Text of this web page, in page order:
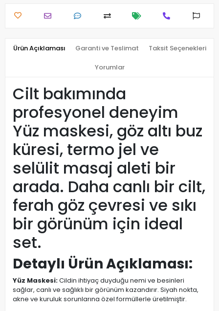
Ürün Açıklaması Garanti ve Teslimat Taksit Seçenekleri
Yorumlar
Cilt bakımında
profesyonel deneyim
Yüz maskesi, göz altı buz
küresi, termo jel ve
selülit masaj aleti bir
arada. Daha canlı bir cilt,
ferah göz çevresi ve sıkı
bir görünüm için ideal
set.
Detaylı Ürün Açıklaması:
Yüz Maskesi:Cildin ihtiyaç duyduğu nemi ve besinleri
sağlar, canlı ve sağlıklı bir görünüm kazandırır. Siyah nokta,
akne ve kuruluk sorunlarına özel formüllerle üretilmiştir.